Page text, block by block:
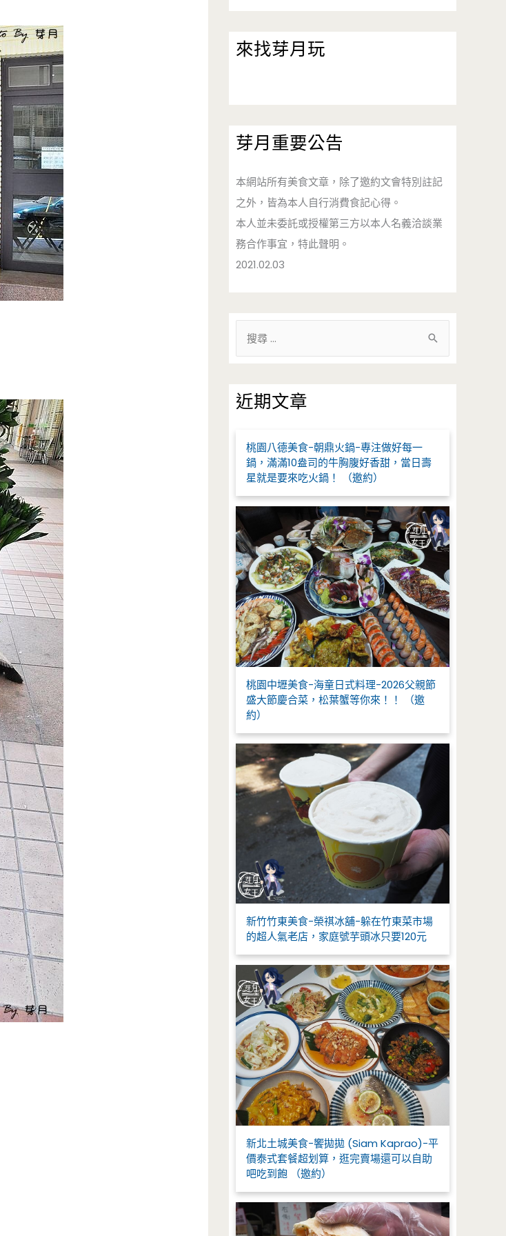
來找芽月玩
芽月重要公告
本網站所有美食文章，除了邀約文會特別註記
之外，皆為本人自行消費食記心得。
本人並未委託或授權第三方以本人名義洽談業
務合作事宜，特此聲明。
2021.02.03
鍵
字
近期文章
桃園八德美食-朝鼎火鍋-專注做好每一
鍋，滿滿10盎司的牛胸腹好香甜，當日壽
星就是要來吃火鍋！ （邀約）
桃園中壢美食-海童日式料理-2026父親節
盛大節慶合菜，松葉蟹等你來！！ （邀
約）
新竹竹東美食-榮祺冰舖-躲在竹東菜市場
的超人氣老店，家庭號芋頭冰只要120元
新北土城美食-饗拋拋 (Siam Kaprao)-平
價泰式套餐超划算，逛完賣場還可以自助
吧吃到飽 （邀約）